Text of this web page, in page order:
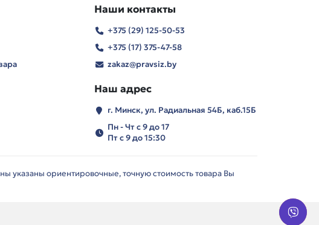
Наши контакты
+375 (29) 125-50-53
+375 (17) 375-47-58
zakaz@pravsiz.by
Наш адрес
г. Минск, ул. Радиальная 54Б, каб.15Б
Пн - Чт с 9 до 17
Пт с 9 до 15:30
указаны ориентировочные, точную стоимость товара Вы